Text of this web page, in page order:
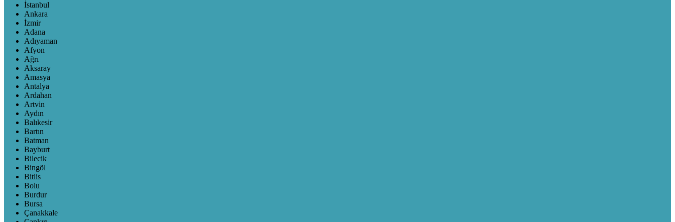
İstanbul
Ankara
İzmir
Adana
Adıyaman
Afyon
Ağrı
Aksaray
Amasya
Antalya
Ardahan
Artvin
Aydın
Balıkesir
Bartın
Batman
Bayburt
Bilecik
Bingöl
Bitlis
Bolu
Burdur
Bursa
Çanakkale